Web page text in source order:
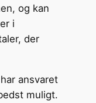
og kan
i
der
ansvaret
muligt.